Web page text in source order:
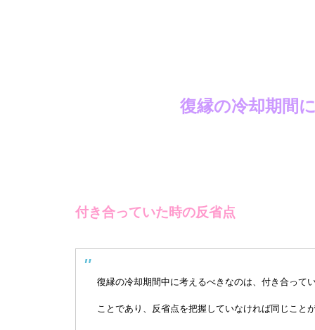
復縁の冷却期間
付き合っていた時の反省点
復縁の冷却期間中に考えるべきなのは、付き合って
ことであり、反省点を把握していなければ同じこと